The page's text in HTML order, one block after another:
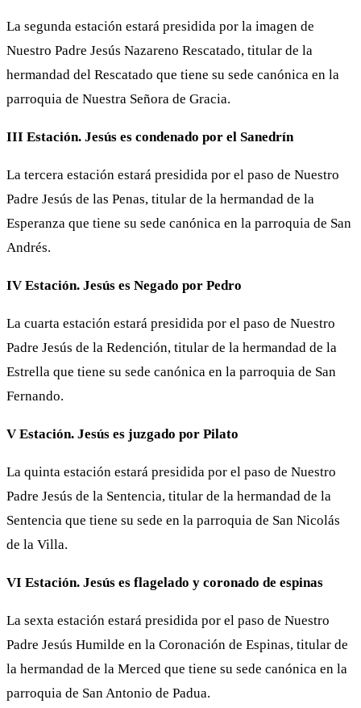
La segunda estación estará presidida por la imagen de
Nuestro Padre Jesús Nazareno Rescatado, titular de la
hermandad del Rescatado que tiene su sede canónica en la
parroquia de Nuestra Señora de Gracia.
III Estación. Jesús es condenado por el Sanedrín
La tercera estación estará presidida por el paso de Nuestro
Padre Jesús de las Penas, titular de la hermandad de la
Esperanza que tiene su sede canónica en la parroquia de San
Andrés.
IV Estación. Jesús es Negado por Pedro
La cuarta estación estará presidida por el paso de Nuestro
Padre Jesús de la Redención, titular de la hermandad de la
Estrella que tiene su sede canónica en la parroquia de San
Fernando.
V Estación. Jesús es juzgado por Pilato
La quinta estación estará presidida por el paso de Nuestro
Padre Jesús de la Sentencia, titular de la hermandad de la
Sentencia que tiene su sede en la parroquia de San Nicolás
de la Villa.
VI Estación. Jesús es flagelado y coronado de espinas
La sexta estación estará presidida por el paso de Nuestro
Padre Jesús Humilde en la Coronación de Espinas, titular de
la hermandad de la Merced que tiene su sede canónica en la
parroquia de San Antonio de Padua.